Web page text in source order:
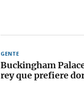
GENTE
Buckingham
rey que prefiere